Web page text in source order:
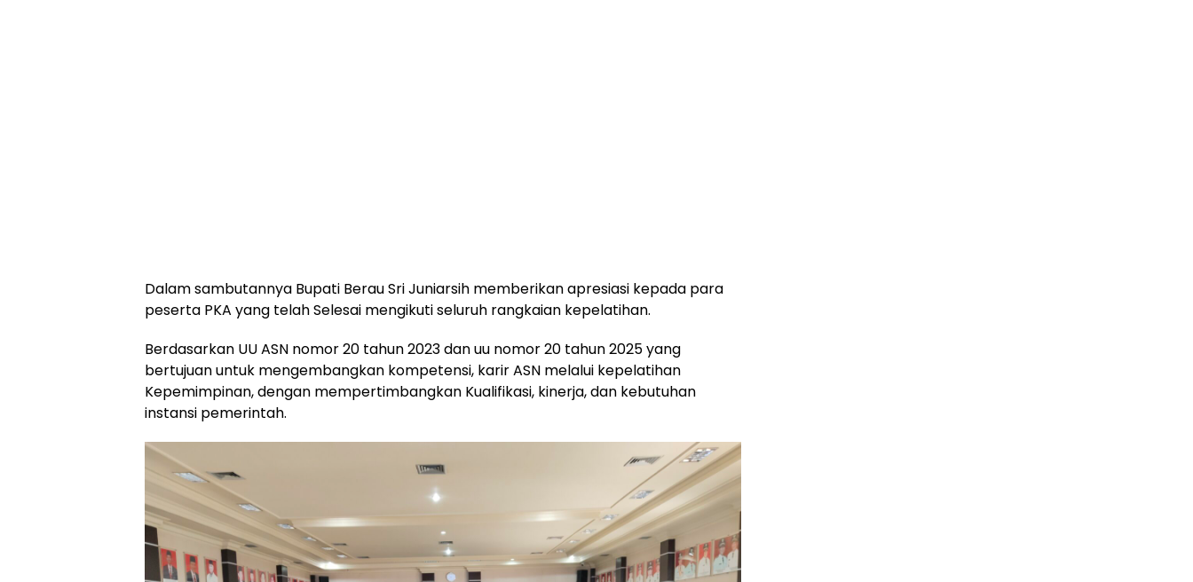
Dalam sambutannya Bupati Berau Sri Juniarsih memberikan apresiasi kepada para
peserta PKA yang telah Selesai mengikuti seluruh rangkaian kepelatihan.
Berdasarkan UU ASN nomor 20 tahun 2023 dan uu nomor 20 tahun 2025 yang
bertujuan untuk mengembangkan kompetensi, karir ASN melalui kepelatihan
Kepemimpinan, dengan mempertimbangkan Kualifikasi, kinerja, dan kebutuhan
instansi pemerintah.